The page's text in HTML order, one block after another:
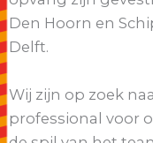
Den Hoorn en
Delft.
Wij zijn op zoek
professional voor